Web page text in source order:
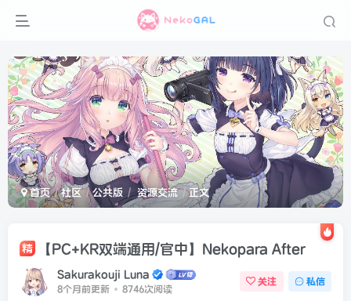
首页 社区 公共版 资源交流 正文
精 【PC+KR双端通用/官中】Nekopara After
Sakurakouji Luna
8个月前更新 8746次阅读
关注 私信